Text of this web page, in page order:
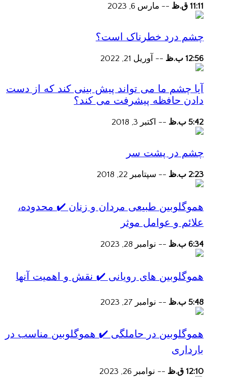
11:11 ق.ظ -- مارس 6, 2023
چشم درد خطرناک است؟
12:56 ب.ظ -- آوریل 21, 2022
آیا چشم ما می تواند پیش بینی کند که از دست
دادن حافظه پیشرفت می کند؟
5:42 ب.ظ -- اکتبر 3, 2018
چشم در پشت سر
2:23 ب.ظ -- سپتامبر 22, 2018
هموگلوبین طبیعی مردان و زنان ✔️ محدوده،
علائم و عوامل موثر
6:34 ب.ظ -- نوامبر 28, 2023
هموگلوبین های رویانی ✔️ نقش و اهمیت آنها
5:48 ب.ظ -- نوامبر 27, 2023
هموگلوبین در حاملگی ✔️ هموگلوبین مناسب در
بارداری
12:10 ق.ظ -- نوامبر 26, 2023